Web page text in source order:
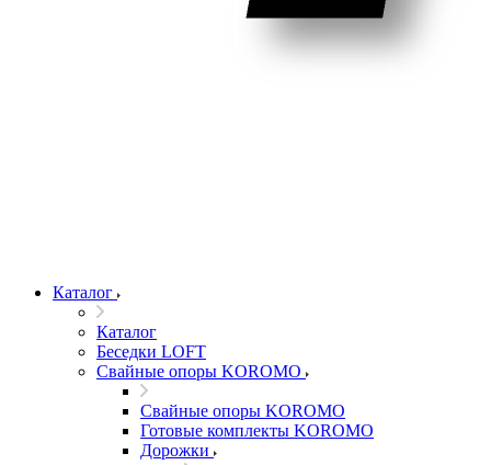
Каталог
Каталог
Беседки LOFT
Свайные опоры KOROMO
Свайные опоры KOROMO
Готовые комплекты KOROMO
Дорожки